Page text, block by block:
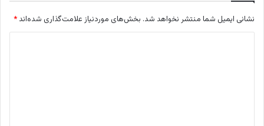
نشانی ایمیل شما منتشر نخواهد شد. بخش‌های موردنیاز علامت‌گذاری شده‌اند *